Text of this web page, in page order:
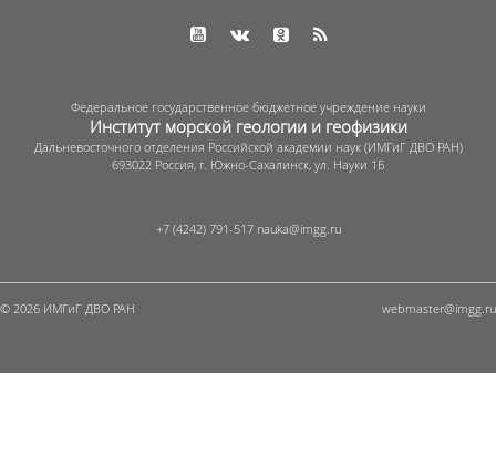
Федеральное государственное бюджетное учреждение науки
Институт морской геологии и геофизики
Дальневосточного отделения Российской академии наук (ИМГиГ ДВО РАН)
693022 Россия, г. Южно-Сахалинск, ул. Науки 1Б
+7 (4242) 791-517
© 2026 ИМГиГ ДВО РАН